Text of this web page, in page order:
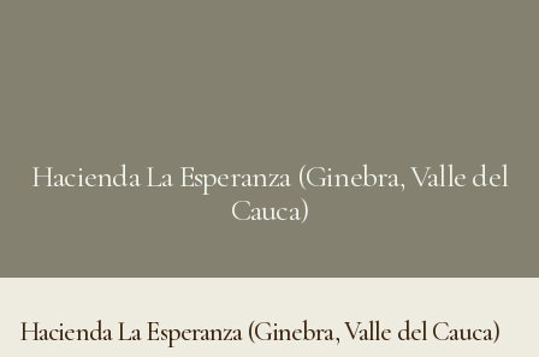
Hacienda La Esperanza (Ginebra, Valle del
Cauca)
Hacienda La Esperanza (Ginebra, Valle del Cauca)